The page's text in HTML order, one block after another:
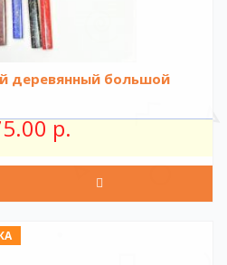
деревянный большой
р.